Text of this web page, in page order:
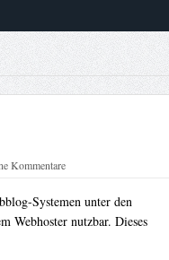
Kommentare
Systemen unter den
Webhoster nutzbar. Dieses